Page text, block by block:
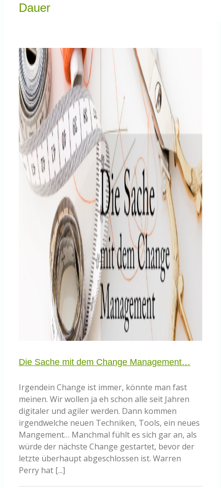
Knowledge Centered Service
Community
Shop
Dauer
Die Sache mit dem Change Management…
Irgendein Change ist immer, könnte man fast
meinen. Wir wollen ja eh schon alle seit Jahren
digitaler und agiler werden. Dann kommen
irgendwelche neuen Techniken, Tools, ein neues
Mangement… Manchmal fühlt es sich gar an, als
würde der nächste Change gestartet, bevor der
letzte überhaupt abgeschlossen ist. Warren
Perry hat [...]